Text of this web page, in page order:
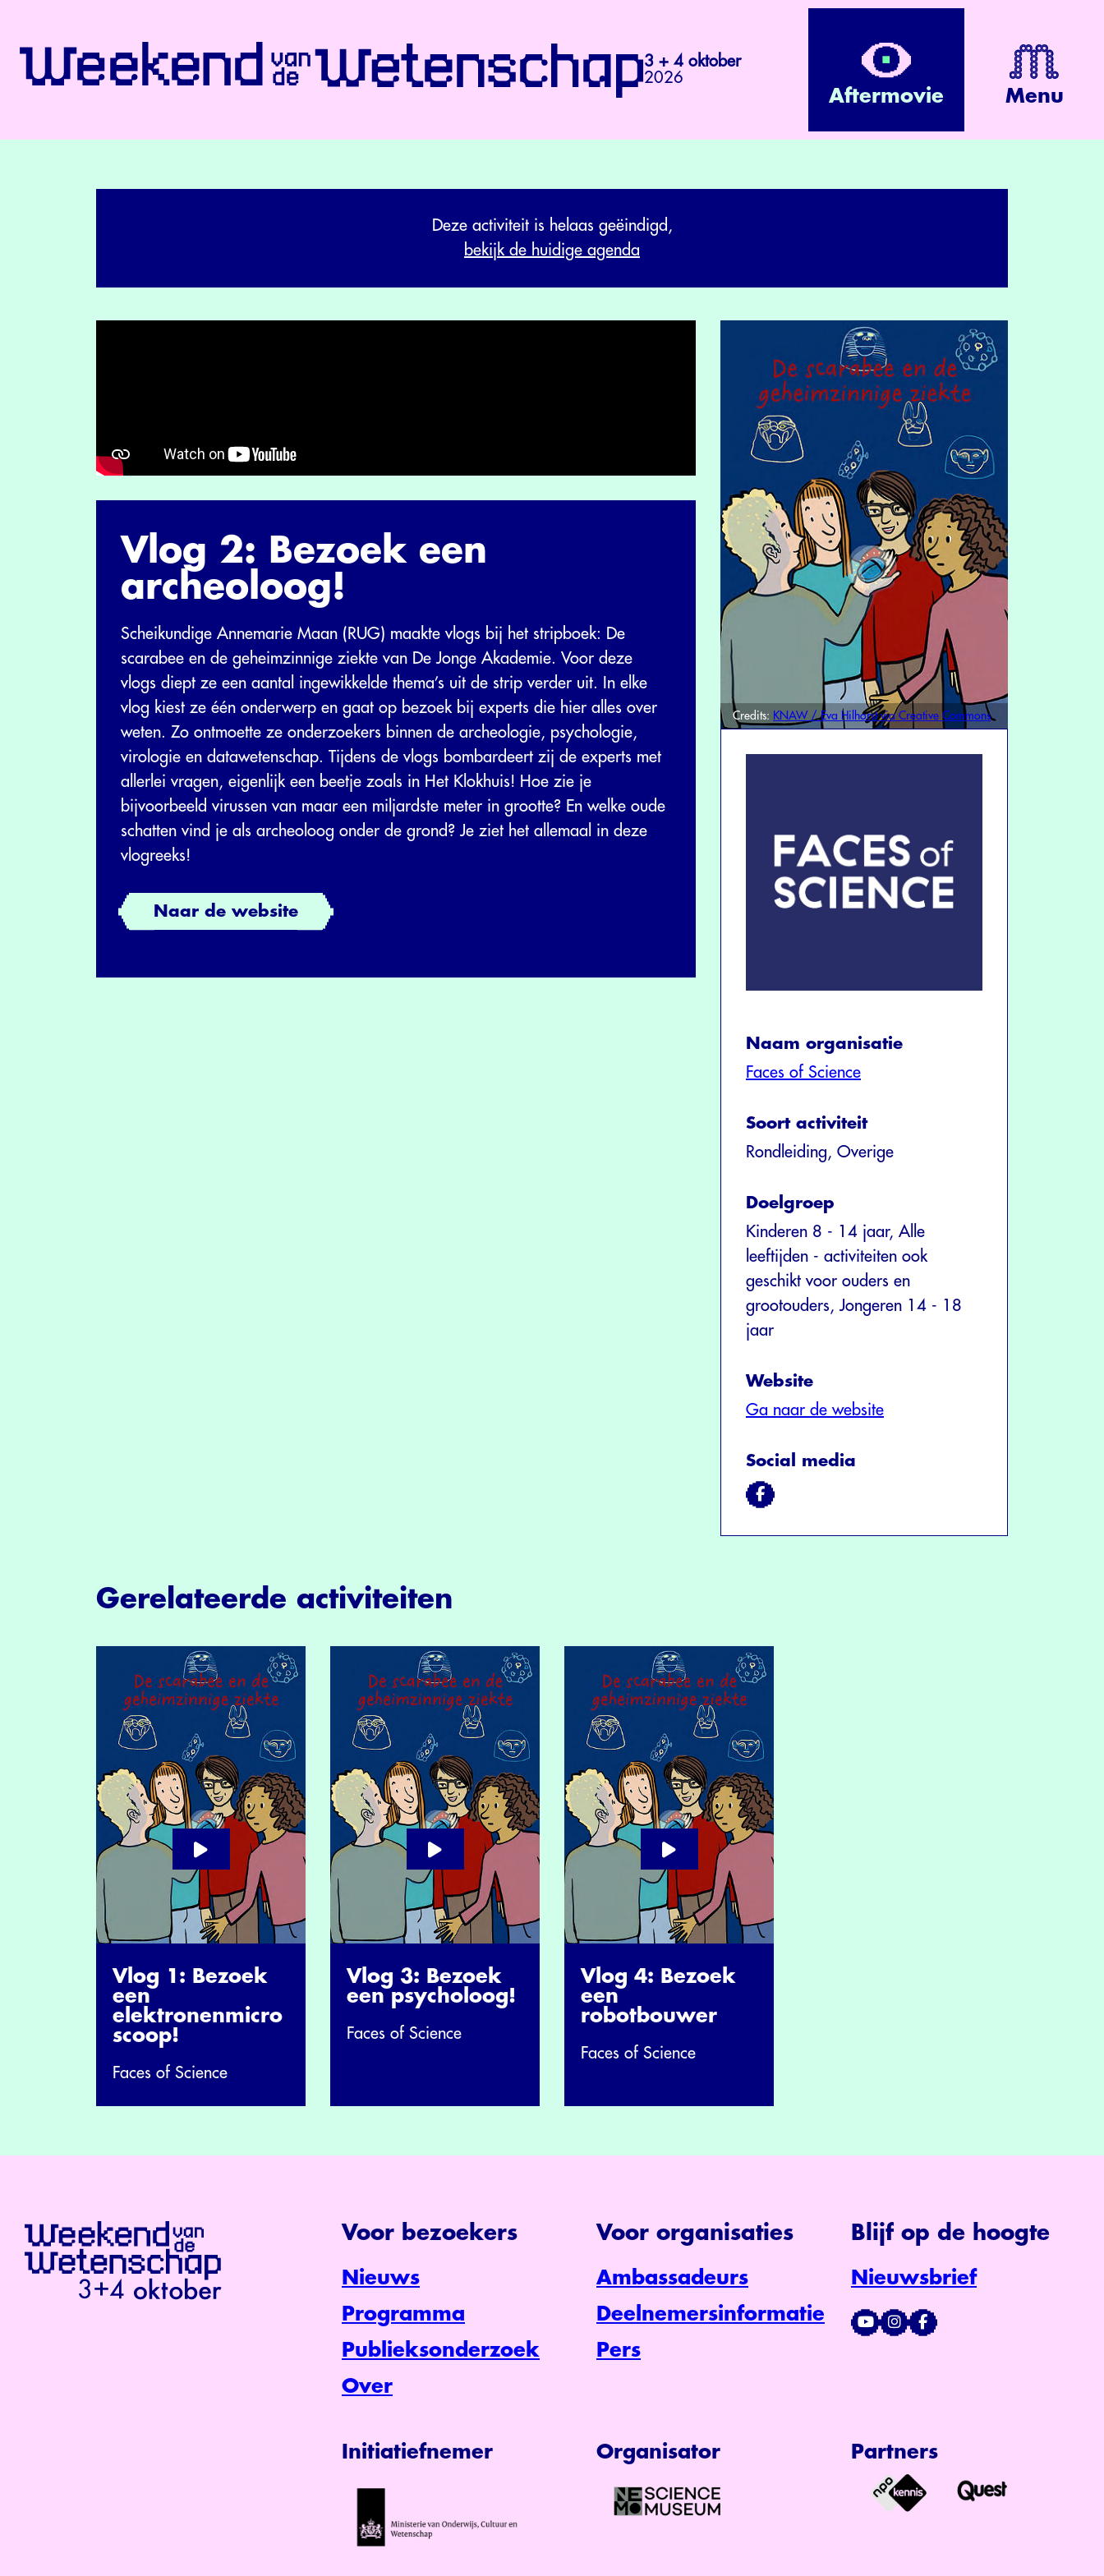
3 + 4 oktober
2026
Aftermovie Menu
Deze activiteit is helaas geëindigd,
bekijk de huidige agenda
Vlog 2: Bezoek een
archeoloog!
Scheikundige Annemarie Maan (RUG) maakte vlogs bij het stripboek: De
scarabee en de geheimzinnige ziekte van De Jonge Akademie. Voor deze
vlogs diept ze een aantal ingewikkelde thema’s uit de strip verder uit. In elke
vlog kiest ze één onderwerp en gaat op bezoek bij experts die hier alles over
weten. Zo ontmoette ze onderzoekers binnen de archeologie, psychologie,
virologie en datawetenschap. Tijdens de vlogs bombardeert zij de experts met
allerlei vragen, eigenlijk een beetje zoals in Het Klokhuis! Hoe zie je
bijvoorbeeld virussen van maar een miljardste meter in grootte? En welke oude
schatten vind je als archeoloog onder de grond? Je ziet het allemaal in deze
vlogreeks!
Naar de website
Credits: KNAW / Eva Hilhorst via Creative Commons
Naam organisatie
Faces of Science
Soort activiteit
Rondleiding, Overige
Doelgroep
Kinderen 8 - 14 jaar, Alle
leeftijden - activiteiten ook
geschikt voor ouders en
grootouders, Jongeren 14 - 18
jaar
Website
Ga naar de website
Social media
Gerelateerde activiteiten
Vlog 1: Bezoek
een
elektronenmicro
scoop!
Faces of Science
Vlog 3: Bezoek
een psycholoog!
Faces of Science
Vlog 4: Bezoek
een
robotbouwer
Faces of Science
Voor bezoekers
Nieuws
Programma
Publieksonderzoek
Over
Voor organisaties
Ambassadeurs
Deelnemersinformatie
Pers
Blijf op de hoogte
Nieuwsbrief
Initiatiefnemer Organisator Partners